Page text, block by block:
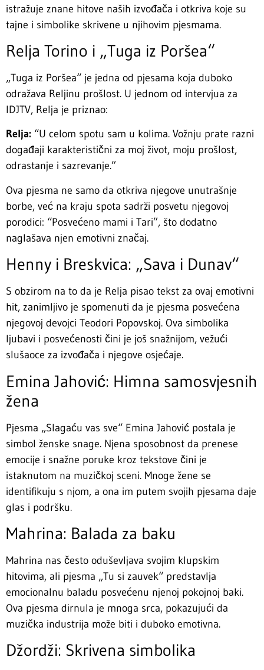
istražuje znane hitove naših izvođača i otkriva koje su
tajne i simbolike skrivene u njihovim pjesmama.
Relja Torino i „Tuga iz Poršea“
„Tuga iz Poršea“ je jedna od pjesama koja duboko
odražava Reljinu prošlost. U jednom od intervjua za
IDJTV, Relja je priznao:
Relja: “U celom spotu sam u kolima. Vožnju prate razni
događaji karakteristični za moj život, moju prošlost,
odrastanje i sazrevanje.”
Ova pjesma ne samo da otkriva njegove unutrašnje
borbe, već na kraju spota sadrži posvetu njegovoj
porodici: “Posvećeno mami i Tari”, što dodatno
naglašava njen emotivni značaj.
Henny i Breskvica: „Sava i Dunav“
S obzirom na to da je Relja pisao tekst za ovaj emotivni
hit, zanimljivo je spomenuti da je pjesma posvećena
njegovoj devojci Teodori Popovskoj. Ova simbolika
ljubavi i posvećenosti čini je još snažnijom, vežući
slušaoce za izvođača i njegove osjećaje.
Emina Jahović: Himna samosvjesnih
žena
Pjesma „Slagaću vas sve“ Emina Jahović postala je
simbol ženske snage. Njena sposobnost da prenese
emocije i snažne poruke kroz tekstove čini je
istaknutom na muzičkoj sceni. Mnoge žene se
identifikuju s njom, a ona im putem svojih pjesama daje
glas i podršku.
Mahrina: Balada za baku
Mahrina nas često oduševljava svojim klupskim
hitovima, ali pjesma „Tu si zauvek“ predstavlja
emocionalnu baladu posvećenu njenoj pokojnoj baki.
Ova pjesma dirnula je mnoga srca, pokazujući da
muzička industrija može biti i duboko emotivna.
Džordži: Skrivena simbolika